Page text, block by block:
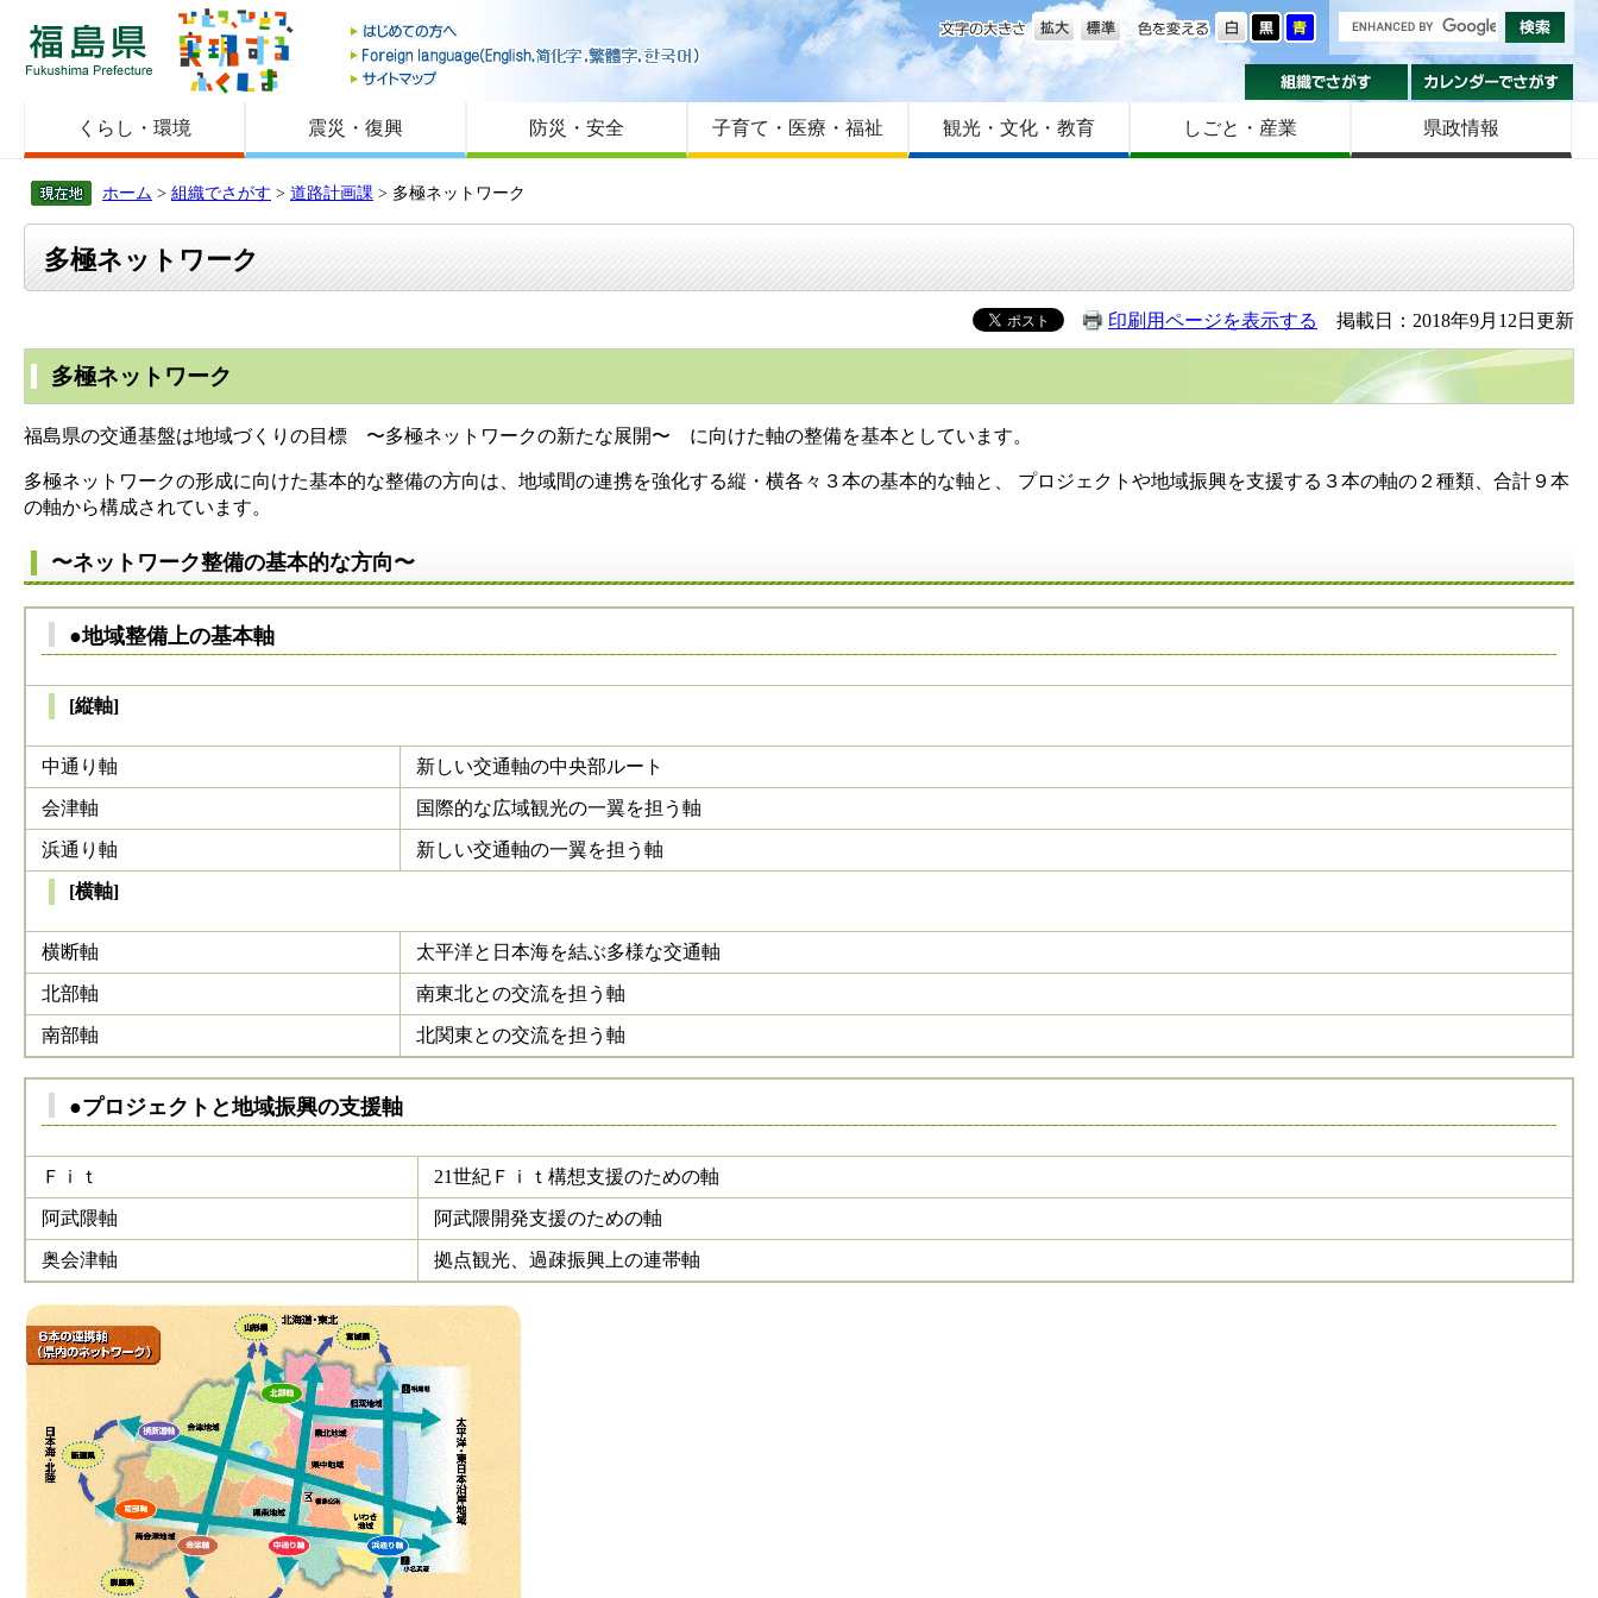
福島県
はじめての方へ
Foreign language
サイトマップ
色を変える
文字の大きさ
組織でさがす
くらし・環境 震災・復興 防災・安全 子育て・医療・福祉 観光・文化・教育 しごと・産業 県政情報
ホーム > 組織でさがす > 道路計画課 > 多極ネットワーク
多極ネットワーク
印刷用ページを表示する 掲載日：2018年9月12日更新
多極ネットワーク
福島県の交通基盤は地域づくりの目標 〜多極ネットワークの新たな展開〜 に向けた軸の整備を基本としています。
多極ネットワークの形成に向けた基本的な整備の方向は、地域間の連携を強化する縦・横各々３本の基本的な軸と、 プロジェクトや地域振興を支援する３本の軸の２種類、合計９本
の軸から構成されています。
〜ネットワーク整備の基本的な方向〜
●地域整備上の基本軸
[縦軸]
中通り軸 新しい交通軸の中央部ルート
会津軸 国際的な広域観光の一翼を担う軸
浜通り軸 新しい交通軸の一翼を担う軸
[横軸]
横断軸 太平洋と日本海を結ぶ多様な交通軸
北部軸 南東北との交流を担う軸
南部軸 北関東との交流を担う軸
●プロジェクトと地域振興の支援軸
Ｆｉｔ 21世紀Ｆｉｔ構想支援のための軸
阿武隈軸 阿武隈開発支援のための軸
奥会津軸 拠点観光、過疎振興上の連帯軸